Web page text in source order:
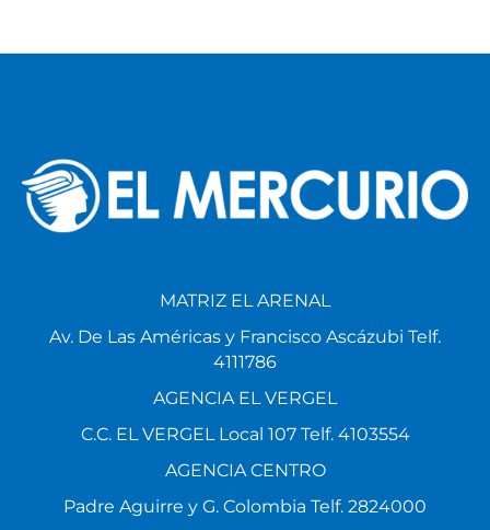
MATRIZ EL ARENAL
Av. De Las Américas y Francisco Ascázubi Telf.
4111786
AGENCIA EL VERGEL
C.C. EL VERGEL Local 107 Telf. 4103554
AGENCIA CENTRO
Padre Aguirre y G. Colombia Telf. 2824000